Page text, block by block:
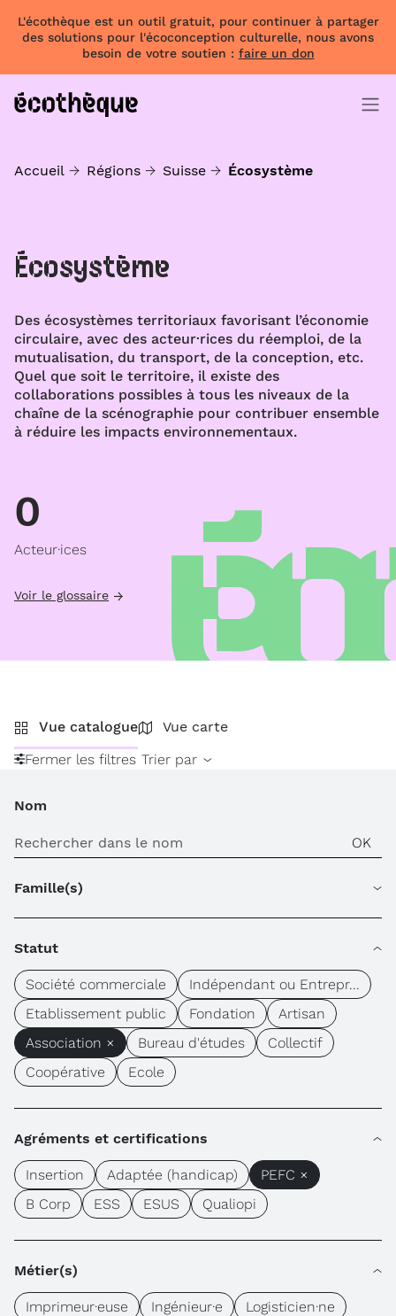
L'écothèque est un outil gratuit, pour continuer à partager
des solutions pour l'écoconception culturelle, nous avons
besoin de votre soutien : faire un don
Accueil Régions Suisse Écosystème
Écosystème
Des écosystèmes territoriaux favorisant l’économie
circulaire, avec des acteur·rices du réemploi, de la
mutualisation, du transport, de la conception, etc.
Quel que soit le territoire, il existe des
collaborations possibles à tous les niveaux de la
chaîne de la scénographie pour contribuer ensemble
à réduire les impacts environnementaux.
0
Acteur·ices
Voir le glossaire
Vue catalogue
Vue carte
Fermer les filtres Trier par
Nom
Famille(s)
Statut
Société commerciale
Indépendant ou Entrepr...
Etablissement public
Fondation
Artisan
Association ×
Bureau d'études
Collectif
Coopérative
Ecole
Agréments et certifications
Insertion Adaptée (handicap)
PEFC ×
B Corp
ESS ESUS Qualiopi
Métier(s)
Imprimeur·euse Ingénieur·e
Logisticien·ne